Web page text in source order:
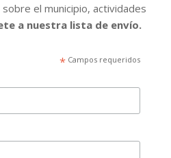
el municipio, actividades
a nuestra lista de envío.
*Campos requeridos